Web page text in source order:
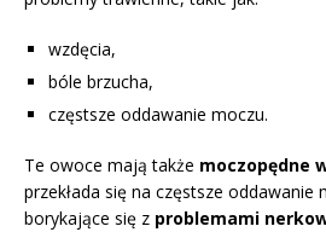
wzdęcia,
bóle brzucha,
częstsze oddawanie moczu.
Te owoce mają także moczopędne
przekłada się na częstsze
borykające się z problemami